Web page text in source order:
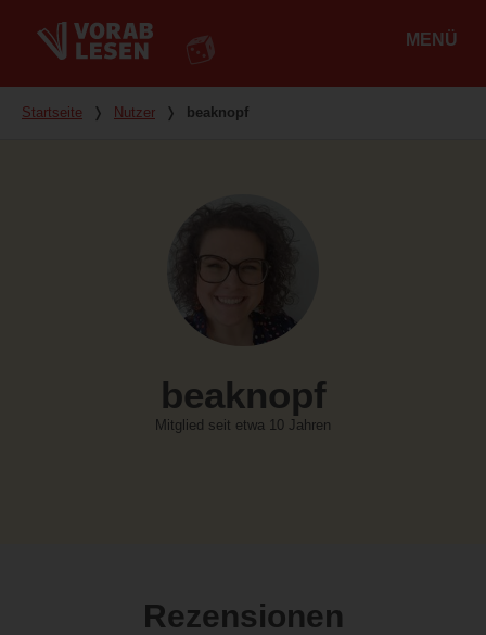
MENÜ
Du bist hier
Startseite ❭ Nutzer ❭ beaknopf
beaknopf
Mitglied seit etwa 10 Jahren
Rezensionen